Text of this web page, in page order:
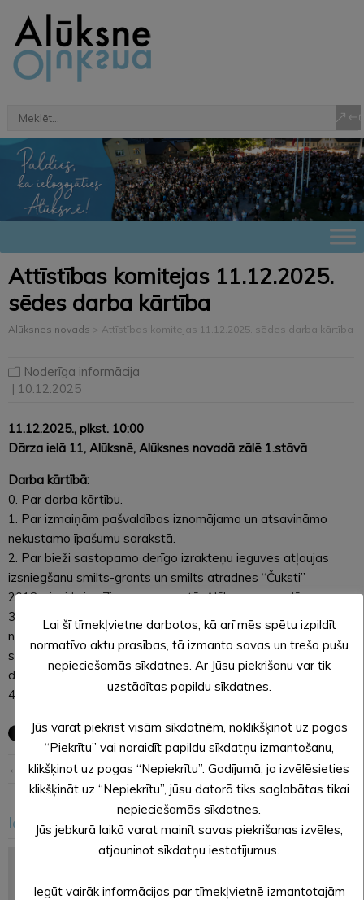
Attīstības komitejas 11.12.2025.
sēdes darba kārtība
Alūksnes novads > Attīstības komitejas 11.12.2025. sēdes darba kārtība
Noderīga informācija
| 10.12.2025
11.12.2025., plkst. 10:00
Dārza ielā 11, Alūksnē, Alūksnes novadā zālē 1.stāvā
Darba kārtībā:
0. Par darba kārtību.
1. Par izmaiņām pašvaldības iznomājamo un atsavināmo
nekustamo īpašumu sarakstā.
2. Par bieži sastopamo derīgo izrakteņu ieguves atļaujas
izsniegšanu smilts-grants un smilts atradnes “Čuksti”
2018.g.iecirknim, Ziemera pagastā, Alūksnes novadā.
3. Par saistošo noteikumu Nr. __/2025 “Grozījumi Alūksnes
novada pašvaldības domes 2023. gada 26. oktobra
saistošajos noteikumos Nr. 30/2023 “Par mājas (istabas)
dzīvnieku turēšanu Alūksnes novadā”” izdošanu.
4. Par Investīciju plāna 2022.-2027. gadam aktualizēšanu.
← Iepriekšējā ziņa Nākošā ziņa →
Iesakām arī šo <
Lai šī tīmekļvietne darbotos, kā arī mēs spētu izpildīt
normatīvo aktu prasības, tā izmanto savas un trešo pušu
nepieciešamās sīkdatnes. Ar Jūsu piekrišanu var tik
uzstādītas papildu sīkdatnes.
Jūs varat piekrist visām sīkdatnēm, noklikšķinot uz pogas
“Piekrītu” vai noraidīt papildu sīkdatņu izmantošanu,
klikšķinot uz pogas “Nepiekrītu”. Gadījumā, ja izvēlēsieties
klikšķināt uz “Nepiekrītu”, jūsu datorā tiks saglabātas tikai
nepieciešamās sīkdatnes.
Jūs jebkurā laikā varat mainīt savas piekrišanas izvēles,
atjauninot sīkdatņu iestatījumus.
Iegūt vairāk informācijas par tīmekļvietnē izmantotajām